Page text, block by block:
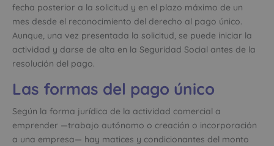
fecha posterior a la solicitud y en el plazo máximo de un
mes desde el reconocimiento del derecho al pago único.
Aunque, una vez presentada la solicitud, se puede iniciar la
actividad y darse de alta en la Seguridad Social antes de la
resolución del pago.
Las formas del pago único
Según la forma jurídica de la actividad comercial a
emprender —trabajo autónomo o creación o incorporación
a una empresa— hay matices y condicionantes del monto